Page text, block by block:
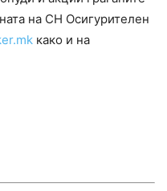
на СН Осигурителен
како и на